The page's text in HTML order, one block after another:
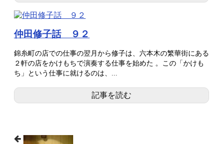
仲田修子話 ９２
錦糸町の店での仕事の翌月から修子は、六本木の繁華街にある
２軒の店をかけもちで演奏する仕事を始めた 。この「かけも
ち」という仕事に就けるのは、...
記事を読む